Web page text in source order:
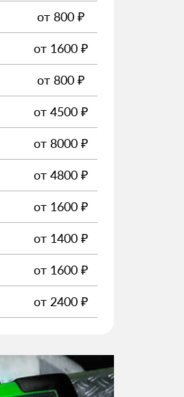
от 800 ₽
от 1600 ₽
от 800 ₽
от 4500 ₽
от 8000 ₽
от 4800 ₽
от 1600 ₽
от 1400 ₽
от 1600 ₽
от 2400 ₽